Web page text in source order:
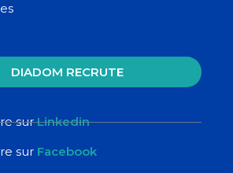
DIADOM RECRUTE
surLinkedin
sur Facebook